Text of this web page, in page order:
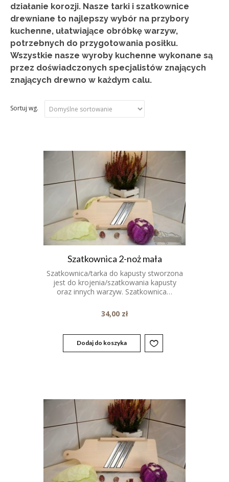
działanie korozji. Nasze tarki i szatkownice
drewniane to najlepszy wybór na przybory
kuchenne, ułatwiające obróbkę warzyw,
potrzebnych do przygotowania posiłku.
Wszystkie nasze wyroby kuchenne wykonane są
przez doświadczonych specjalistów znających
znających drewno w każdym calu.
Szatkownica 2-noż mała
Szatkownica/tarka do kapusty stworzona
jest do krojenia/szatkowania kapusty
oraz innych warzyw. Szatkownica…
34,00 zł
Dodaj do koszyka